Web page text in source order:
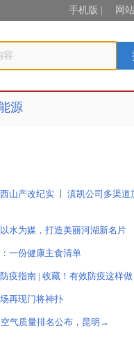
手机版 网
源
山产改纪实 丨 滇凯公司多渠道
水为媒，打造美丽河湖新名片
一份健康主食清单
疫指南 | 收藏！有效防疫这样
再现门将神扑
气质量排名公布，昆明→